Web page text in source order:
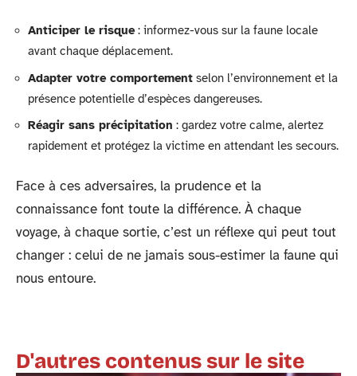
Anticiper le risque: informez-vous sur la faune locale
avant chaque déplacement.
Adapter votre comportement selon l’environnement et la
présence potentielle d’espèces dangereuses.
Réagir sans précipitation : gardez votre calme, alertez
rapidement et protégez la victime en attendant les secours.
Face à ces adversaires, la prudence et la
connaissance font toute la différence. À chaque
voyage, à chaque sortie, c’est un réflexe qui peut tout
changer : celui de ne jamais sous-estimer la faune qui
nous entoure.
D'autres contenus sur le site